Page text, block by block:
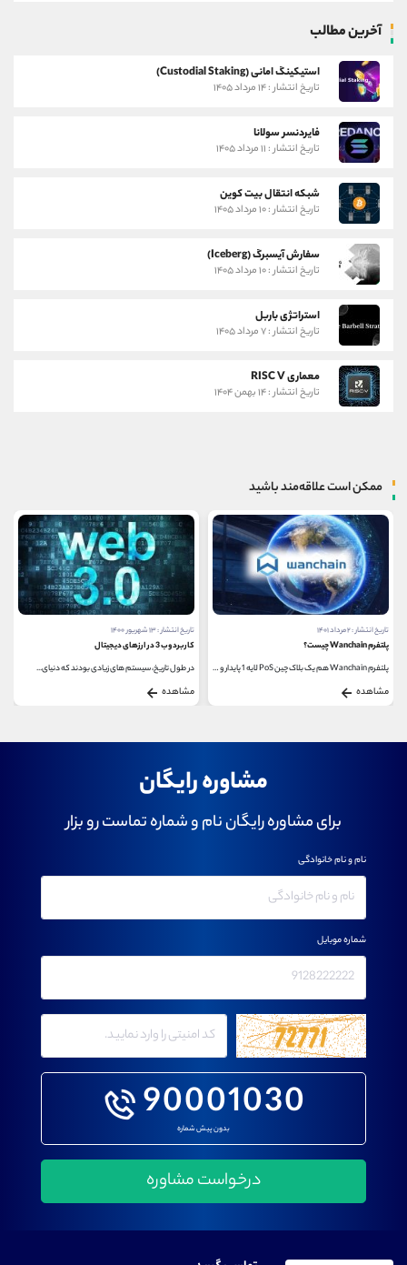
آخرین مطالب
استیکینگ امانی (Custodial Staking)
تاریخ انتشار : ۱۴ مرداد ۱۴۰۵
فایردنسر سولانا
تاریخ انتشار : ۱۱ مرداد ۱۴۰۵
شبکه انتقال بیت کوین
تاریخ انتشار : ۱۰ مرداد ۱۴۰۵
سفارش آیسبرگ (Iceberg)
تاریخ انتشار : ۱۰ مرداد ۱۴۰۵
استراتژی باربل
تاریخ انتشار : ۷ مرداد ۱۴۰۵
معماری RISC V
تاریخ انتشار : ۱۴ بهمن ۱۴۰۴
ممکن است علاقه‌مند باشید
تاریخ انتشار : ۲ مرداد ۱۴۰۱
پلتفرم Wanchain چیست؟
پلتفرم Wanchain هم یک بلاک چین PoS لایه 1 پایدار و هم...
مشاهده
تاریخ انتشار : ۱۳ شهریور ۱۴۰۰
کاربرد وب 3 در ارزهای دیجیتال
در طول تاریخ، سیستم های زیادی بودند که دنیای...
مشاهده
مشاوره رایگان
برای مشاوره رایگان نام و شماره تماست رو بزار
90001030
بدون پیش شماره
نام و نام خانوادگی
شماره موبایل